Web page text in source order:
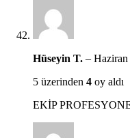
Hüseyin T. –
5 üzerinden 4 oy aldı
EKİP